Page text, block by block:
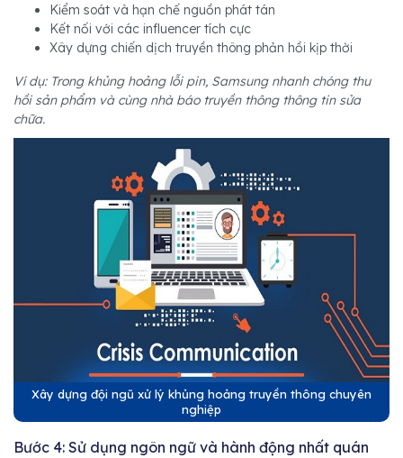
Kiểm soát và hạn chế nguồn phát tán
Kết nối với các influencer tích cực
Xây dựng chiến dịch truyền thông phản hồi kịp thời
Ví dụ: Trong khủng hoảng lỗi pin, Samsung nhanh chóng thu
hồi sản phẩm và cùng nhà báo truyền thông thông tin sửa
chữa.
Xây dựng đội ngũ xử lý khủng hoảng truyền thông chuyên
nghiệp
Bước 4: Sử dụng ngôn ngữ và hành động nhất quán